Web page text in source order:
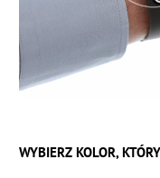
WYBIERZ KOLOR,